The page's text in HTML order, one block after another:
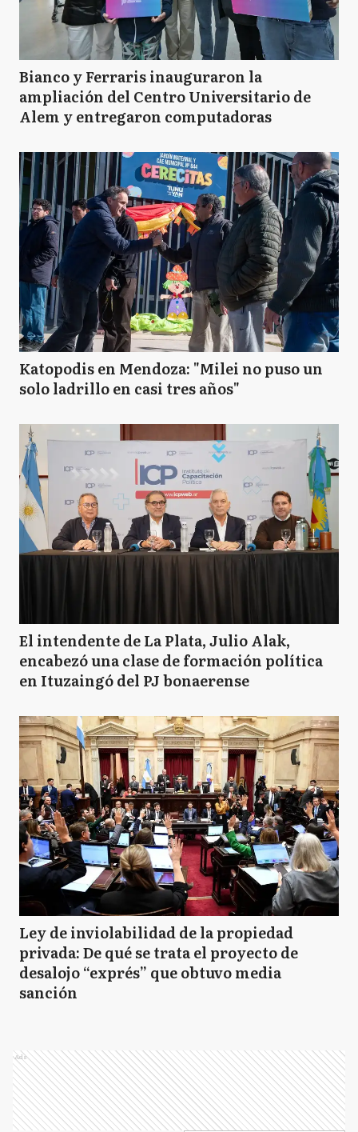
Bianco y Ferraris inauguraron la
ampliación del Centro Universitario de
Alem y entregaron computadoras
Katopodis en Mendoza: "Milei no puso un
solo ladrillo en casi tres años"
El intendente de La Plata, Julio Alak,
encabezó una clase de formación política
en Ituzaingó del PJ bonaerense
Ley de inviolabilidad de la propiedad
privada: De qué se trata el proyecto de
desalojo “exprés” que obtuvo media
sanción
Ads